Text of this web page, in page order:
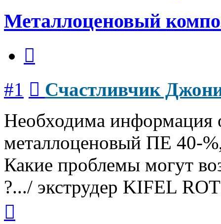
Металлоценовый
#1
Счастливчик
Необходима
металлоценовый ПЕ 40-
Какие проблемы могут
?.../ экструдер KIFEL
началу